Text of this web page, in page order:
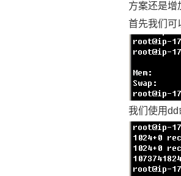
方案还是增
首先我们可
我们使用dd